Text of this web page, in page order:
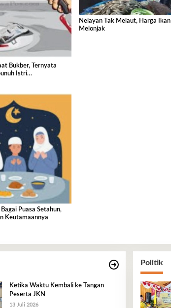
Bukber, Ternyata
Istri
Nelayan Tak Melaut, Harga Ikan
Melonjak
Puasa Setahun,
Keutamaannya
Ketika Waktu Kembali ke Tangan
Peserta JKN
13 Juli 2026
Politik